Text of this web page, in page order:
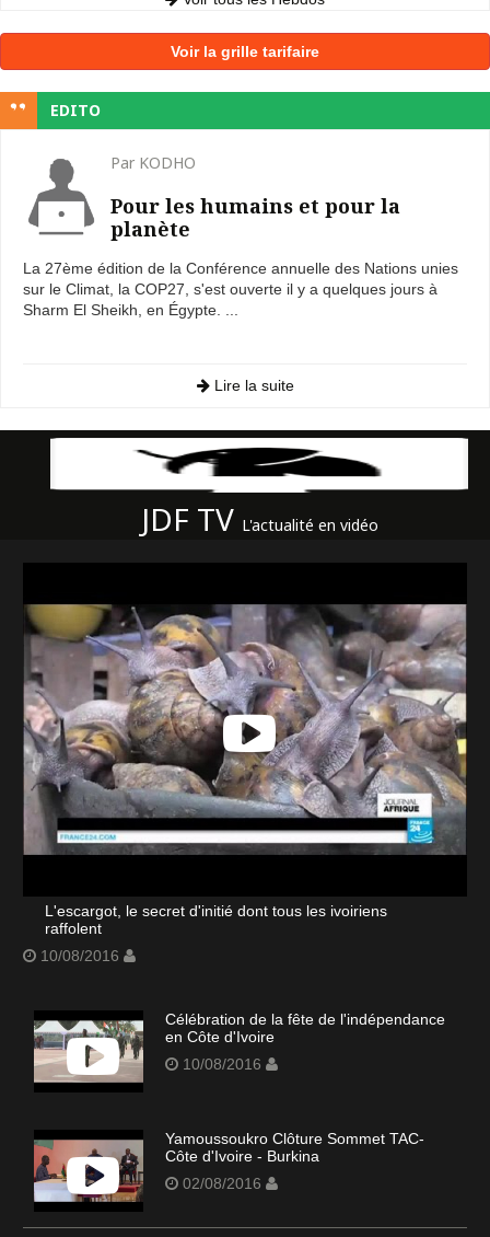
Voir la grille tarifaire
EDITO
Par KODHO
Pour les humains et pour la
planète
La 27ème édition de la Conférence annuelle des Nations unies
sur le Climat, la COP27, s'est ouverte il y a quelques jours à
Sharm El Sheikh, en Égypte. ...
Lire la suite
JDF TV L'actualité en vidéo
L'escargot, le secret d'initié dont tous les ivoiriens
raffolent
10/08/2016
Célébration de la fête de l'indépendance
en Côte d'Ivoire
10/08/2016
Yamoussoukro Clôture Sommet TAC-
Côte d'Ivoire - Burkina
02/08/2016